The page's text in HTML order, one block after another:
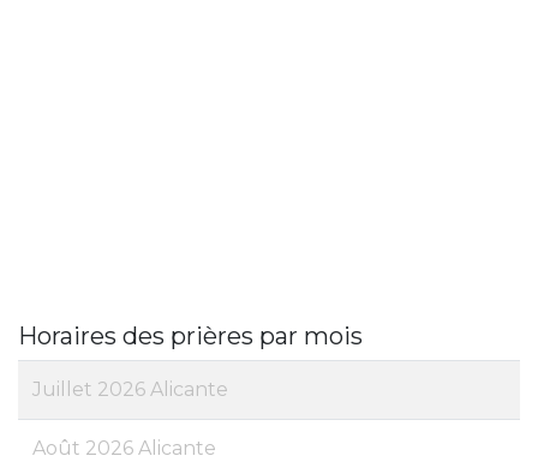
Horaires des prières par mois
Juillet 2026 Alicante
Août 2026 Alicante